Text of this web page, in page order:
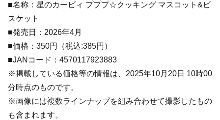
■名称：星のカービィ プププ☆クッキング マスコット&ビ
スケット
■発売日：2026年4月
■価格：350円（税込:385円）
■JANコード：4570117923883
※掲載している価格等の情報は、2025年10月20日 10時00
分時点のものです。
※画像には複数ラインナップを組み合わせて撮影したもの
も含まれます。